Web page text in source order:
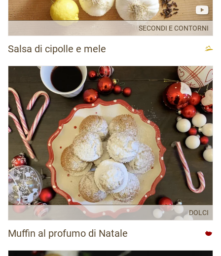
SECONDI E CONTORNI
Salsa di cipolle e mele
DOLCI
Muffin al profumo di Natale